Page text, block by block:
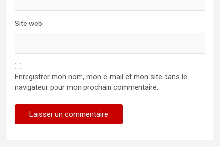
Site web
Enregistrer mon nom, mon e-mail et mon site dans le
navigateur pour mon prochain commentaire.